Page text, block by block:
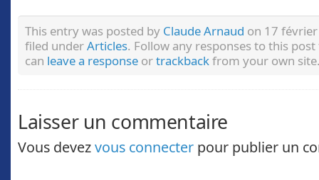
This entry was posted by Claude Arnaud on 17
filed underArticles. Follow any responses to this
can leave a response ortrackbackfrom your own
Laisser un commentaire
Vous devezvous connecter pour publier un